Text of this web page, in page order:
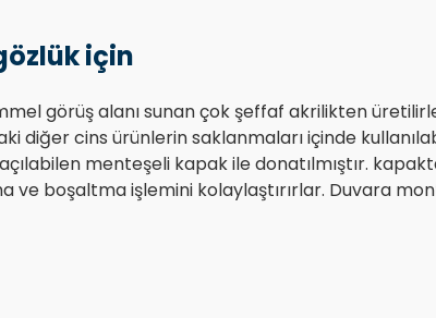
için
görüş alanı sunan çok şeffaf akrilikten
diğer cins ürünlerin saklanmaları içinde
menteşeli kapak ile donatılmıştır.
ve boşaltma işlemini kolaylaştırırlar. Duvara